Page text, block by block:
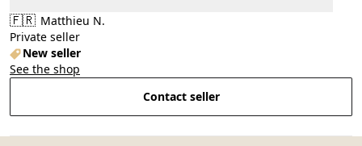
🇫🇷 Matthieu N.
Private seller
New seller
See the shop
Contact seller